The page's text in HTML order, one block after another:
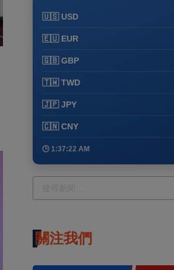
🇺🇸 USD
🇪🇺 EUR
🇬🇧 GBP
🇹🇼 TWD
🇯🇵 JPY
🇨🇳 CNY
🕒 1:37:22 AM
關注我們